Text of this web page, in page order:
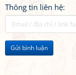
Thông tin liên hệ:
Gửi bình luận